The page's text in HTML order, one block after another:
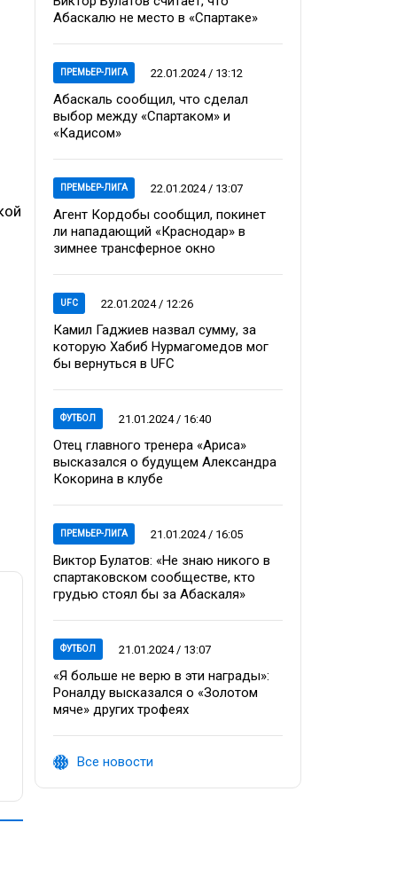
Абаскалю не место в «Спартаке»
ПРЕМЬЕР-ЛИГА 22.01.2024 / 13:12
Абаскаль сообщил, что сделал
выбор между «Спартаком» и
«Кадисом»
ПРЕМЬЕР-ЛИГА 22.01.2024 / 13:07
Агент Кордобы сообщил, покинет
ли нападающий «Краснодар» в
зимнее трансферное окно
UFC 22.01.2024 / 12:26
Камил Гаджиев назвал сумму, за
которую Хабиб Нурмагомедов мог
бы вернуться в UFC
ФУТБОЛ 21.01.2024 / 16:40
Отец главного тренера «Ариса»
высказался о будущем Александра
Кокорина в клубе
ПРЕМЬЕР-ЛИГА 21.01.2024 / 16:05
Виктор Булатов: «Не знаю никого в
спартаковском сообществе, кто
грудью стоял бы за Абаскаля»
ФУТБОЛ 21.01.2024 / 13:07
«Я больше не верю в эти награды»:
Роналду высказался о «Золотом
мяче» других трофеях
Все новости